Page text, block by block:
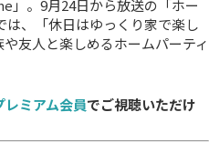
」。9月24日から放送の「ホー
は、「休日はゆっくり家で楽し
友人と楽しめるホームパーティ
レミアム会員でご視聴いただけ